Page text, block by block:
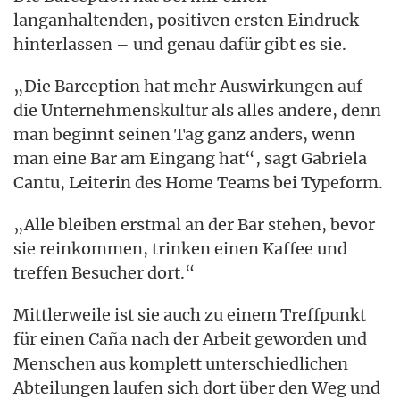
langanhaltenden, positiven ersten Eindruck
hinterlassen – und genau dafür gibt es sie.
„Die Barception hat mehr Auswirkungen auf
die Unternehmenskultur als alles andere, denn
man beginnt seinen Tag ganz anders, wenn
man eine Bar am Eingang hat“, sagt Gabriela
Cantu, Leiterin des Home Teams bei Typeform.
„Alle bleiben erstmal an der Bar stehen, bevor
sie reinkommen, trinken einen Kaffee und
treffen Besucher dort.“
Mittlerweile ist sie auch zu einem Treffpunkt
für einen Caña nach der Arbeit geworden und
Menschen aus komplett unterschiedlichen
Abteilungen laufen sich dort über den Weg und